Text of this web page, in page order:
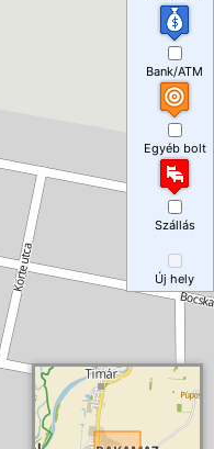
Bank/ATM
Egyéb bolt
Szállás
Új hely